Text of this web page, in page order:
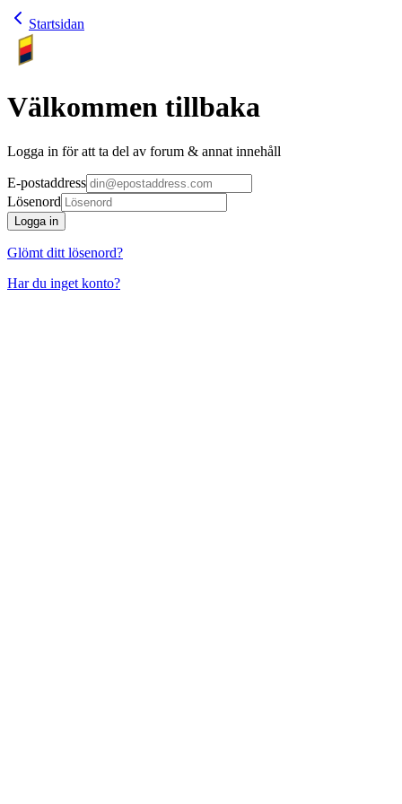
Startsidan
Välkommen tillbaka
Logga in för att ta del av forum & annat innehåll
E-postaddress
Lösenord
Logga in
Glömt ditt lösenord?
Har du inget konto?